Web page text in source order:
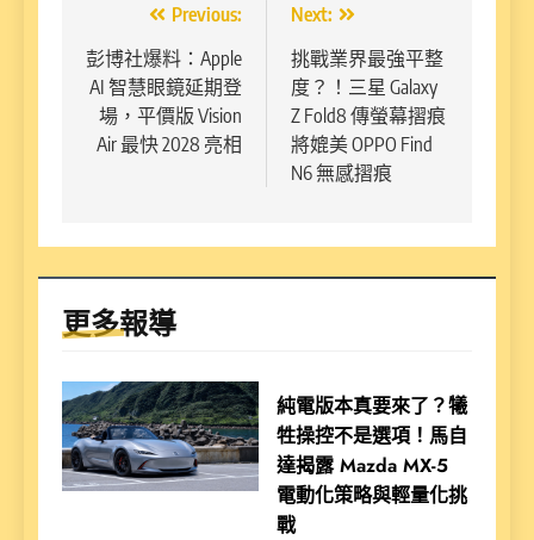
章
導
覽
Previous:
彭博社爆料：Apple
AI 智慧眼鏡延期登
場，平價版 Vision
Air 最快 2028 亮相
Next:
挑戰業界最強平整
度？！三星 Galaxy
Z Fold8 傳螢幕摺痕
將媲美 OPPO Find
N6 無感摺痕
更多報導
純電版本真要來了？犧
牲操控不是選項！馬自
達揭露 Mazda MX-5
電動化策略與輕量化挑
戰